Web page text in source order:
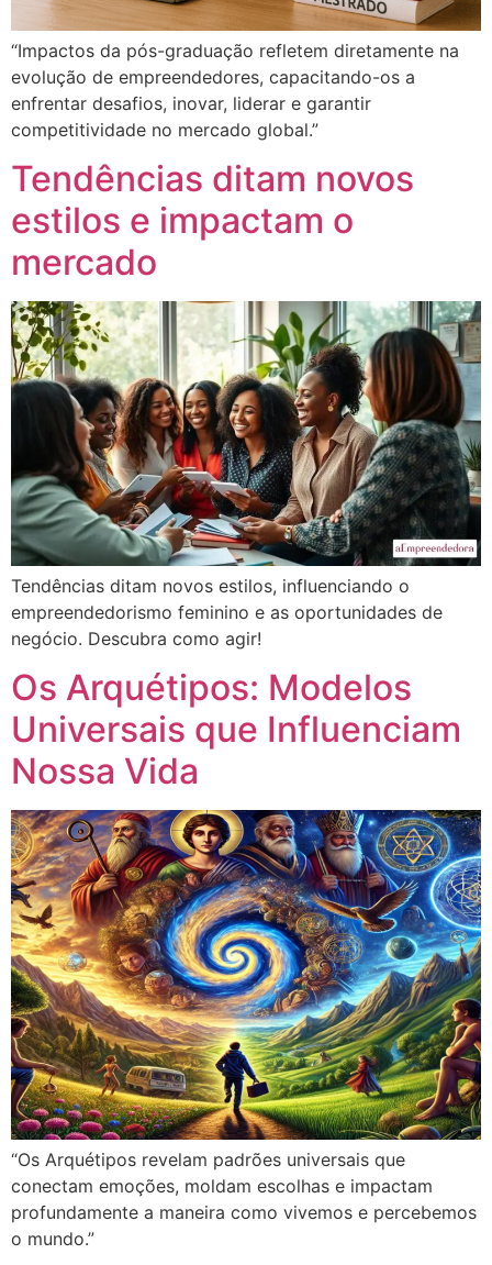
“Impactos da pós-graduação refletem diretamente na
evolução de empreendedores, capacitando-os a
enfrentar desafios, inovar, liderar e garantir
competitividade no mercado global.”
Tendências ditam novos
estilos e impactam o
mercado
Tendências ditam novos estilos, influenciando o
empreendedorismo feminino e as oportunidades de
negócio. Descubra como agir!
Os Arquétipos: Modelos
Universais que Influenciam
Nossa Vida
“Os Arquétipos revelam padrões universais que
conectam emoções, moldam escolhas e impactam
profundamente a maneira como vivemos e percebemos
o mundo.”